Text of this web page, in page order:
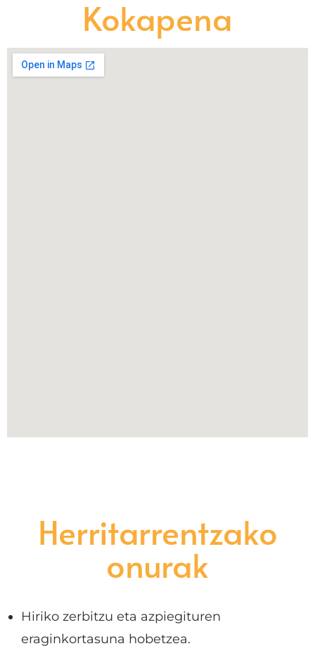
Kokapena
Herritarrentzako
onurak
Hiriko zerbitzu eta azpiegituren
eraginkortasuna hobetzea.